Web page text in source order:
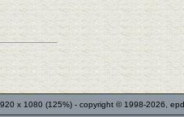
x 1080 (125%) - copyright © 1998-2026,